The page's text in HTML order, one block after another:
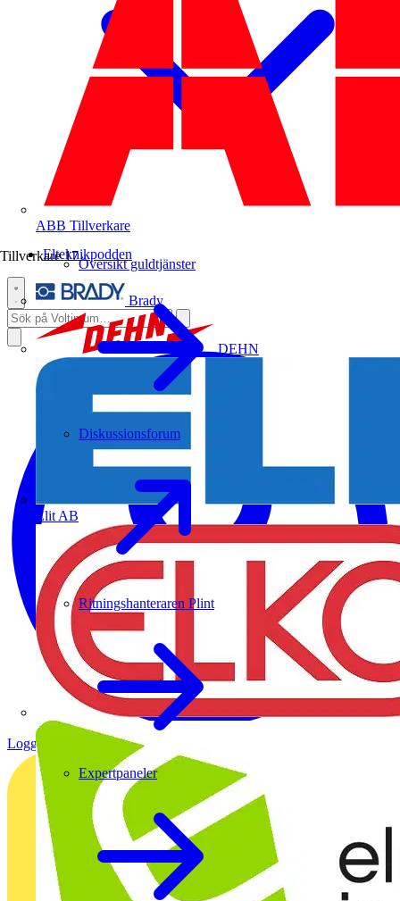
ABB Tillverkare
Tillverkare 17
Brady
DEHN
Elit AB
Översikt guldtjänster
Diskussionsforum
Ritningshanteraren Plint
Expertpaneler
Elteknikpodden
Logga in Registrera dig